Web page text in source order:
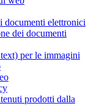
documenti elettronici
dei documenti
per le immagini
prodotti dalla